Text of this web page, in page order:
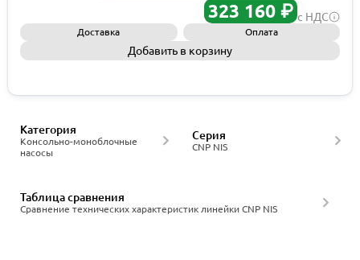
323 160 ₽ с НДС
Доставка Оплата
Добавить в корзину
Консольно-моноблочные
насосы
Категория
CNP NIS
Серия
Сравнение технических характеристик линейки CNP NIS
Таблица сравнения